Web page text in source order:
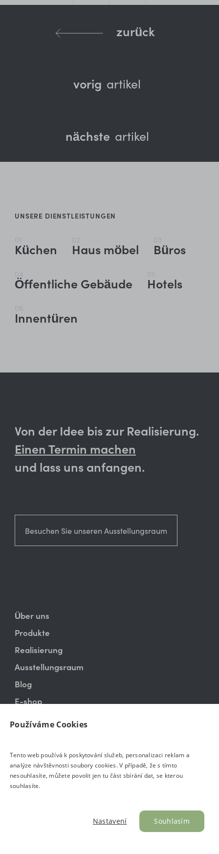
zurück
vorig artikel
nächste artikel
UNSERE DIENSTLEISTUNGEN
01
Küchen
02
Haus möbel
03
Büros
04
Öffentliche Gebäude
05
Hotels
06
Innentüren
Von der Idee bis zur Realisierung.
Einen Termin machen
und lass uns anfangen.
Besuchen Sie unseren Ausstellungsraum
Über uns
Produkte
Realisierung
Ausstellungsraum
Blog
E-shop
Kontakt
AGB und Beschwerdeverfahren
Používáme Cookies
Tento web používá k poskytování služeb, personalizaci reklam a
analýze návštěvnosti soubory cookies. V případě, že s tímto
nesouhlasíte, můžete povolit jen tu část sbírání dat, se kterou
souhlasíte.
Nastavení Souhlasím